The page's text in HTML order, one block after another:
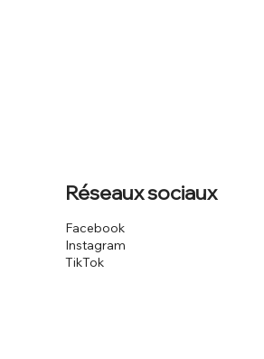
Réseaux sociaux
Facebook
Instagram
TikTok